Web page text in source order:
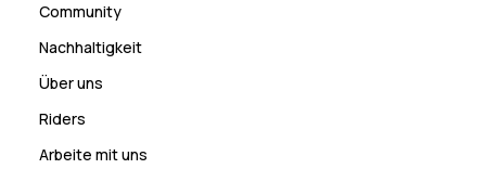
Community
Nachhaltigkeit
Über uns
Riders
Arbeite mit uns